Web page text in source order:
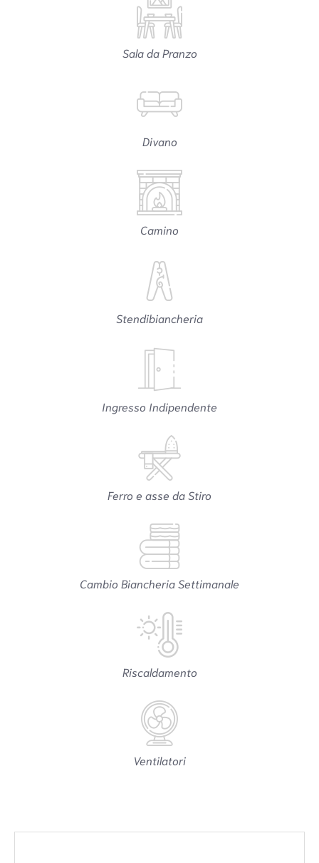
Sala da Pranzo
Divano
Camino
Stendibiancheria
Ingresso Indipendente
Ferro e asse da Stiro
Cambio Biancheria Settimanale
Riscaldamento
Ventilatori